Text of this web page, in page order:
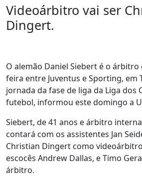
Videoárbitro vai ser
Dingert.
O alemão Daniel Siebert é o
feira entre Juventus e Sporting, em
jornada da fase de liga da Liga dos
futebol, informou este domingo a
Siebert, de 41 anos e árbitro
contará com os assistentes Jan
Christian Dingert como
escocês Andrew Dallas, e Timo
árbitro.